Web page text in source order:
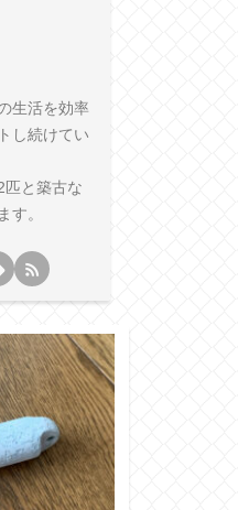
生活を効率
し続けてい
匹と築古な
す。